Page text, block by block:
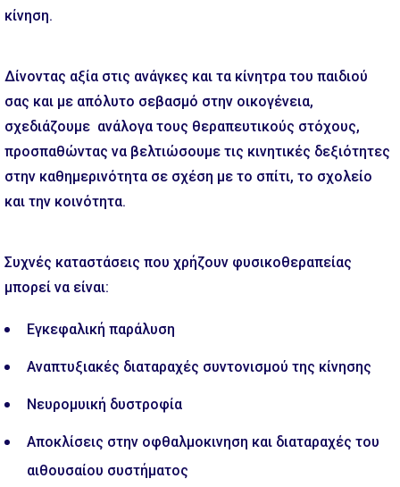
κίνηση.
Δίνοντας αξία στις ανάγκες και τα κίνητρα του παιδιού
σας και με απόλυτο σεβασμό στην οικογένεια,
σχεδιάζουμε ανάλογα τους θεραπευτικούς στόχους,
προσπαθώντας να βελτιώσουμε τις κινητικές δεξιότητες
στην καθημερινότητα σε σχέση με το σπίτι, το σχολείο
και την κοινότητα.
Συχνές καταστάσεις που χρήζουν φυσικοθεραπείας
μπορεί να είναι:
Εγκεφαλική παράλυση
Αναπτυξιακές διαταραχές συντονισμού της κίνησης
Νευρομυική δυστροφία
Αποκλίσεις στην οφθαλμοκινηση και διαταραχές του
αιθουσαίου συστήματος